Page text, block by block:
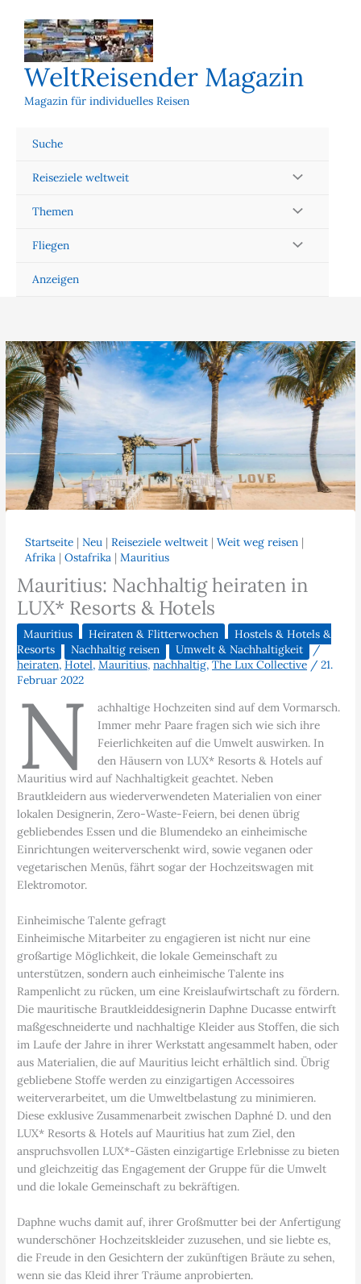
Inhalt
springen
WeltReisender Magazin
Magazin für individuelles Reisen
Suche
Reiseziele weltweit
Themen
Fliegen
Anzeigen
Startseite |Neu |Reiseziele weltweit |Weit weg reisen |
Afrika |Ostafrika |Mauritius
Mauritius: Nachhaltig heiraten in
LUX* Resorts & Hotels
Mauritius Heiraten & Flitterwochen
Hostels & Hotels &
Resorts
Nachhaltig reisen Umwelt & Nachhaltigkeit /
heiraten,Hotel,Mauritius,nachhaltig,The Lux Collective/21.
Februar 2022
N
achhaltige Hochzeiten sind auf dem Vormarsch.
Immer mehr Paare fragen sich wie sich ihre
Feierlichkeiten auf die Umwelt auswirken. In
den Häusern von LUX* Resorts & Hotels auf
Mauritius wird auf Nachhaltigkeit geachtet. Neben
Brautkleidern aus wiederverwendeten Materialien von einer
lokalen Designerin, Zero-Waste-Feiern, bei denen übrig
gebliebendes Essen und die Blumendeko an einheimische
Einrichtungen weiterverschenkt wird, sowie veganen oder
vegetarischen Menüs, fährt sogar der Hochzeitswagen mit
Elektromotor.
Einheimische Talente gefragt
Einheimische Mitarbeiter zu engagieren ist nicht nur eine
großartige Möglichkeit, die lokale Gemeinschaft zu
unterstützen, sondern auch einheimische Talente ins
Rampenlicht zu rücken, um eine Kreislaufwirtschaft zu fördern.
Die mauritische Brautkleiddesignerin Daphne Ducasse entwirft
maßgeschneiderte und nachhaltige Kleider aus Stoffen, die sich
im Laufe der Jahre in ihrer Werkstatt angesammelt haben, oder
aus Materialien, die auf Mauritius leicht erhältlich sind. Übrig
gebliebene Stoffe werden zu einzigartigen Accessoires
weiterverarbeitet, um die Umweltbelastung zu minimieren.
Diese exklusive Zusammenarbeit zwischen Daphné D. und den
LUX* Resorts & Hotels auf Mauritius hat zum Ziel, den
anspruchsvollen LUX*-Gästen einzigartige Erlebnisse zu bieten
und gleichzeitig das Engagement der Gruppe für die Umwelt
und die lokale Gemeinschaft zu bekräftigen.
Daphne wuchs damit auf, ihrer Großmutter bei der Anfertigung
wunderschöner Hochzeitskleider zuzusehen, und sie liebte es,
die Freude in den Gesichtern der zukünftigen Bräute zu sehen,
wenn sie das Kleid ihrer Träume anprobierten.